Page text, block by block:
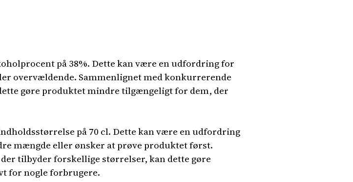
på 38%. Dette kan være en udfordring for
overvældende. Sammenlignet med konkurrerende
gøre produktet mindre tilgængeligt for dem, der
på 70 cl. Dette kan være en udfordring
mængde eller ønsker at prøve produktet først.
tilbyder forskellige størrelser, kan dette gøre
for nogle forbrugere.